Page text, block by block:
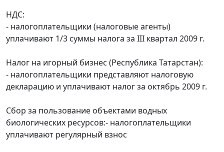
НДС:
- налогоплательщики (налоговые агенты)
уплачивают 1/3 суммы налога за III квартал 2009 г.
Налог на игорный бизнес (Республика Татарстан):
- налогоплательщики представляют налоговую
декларацию и уплачивают налог за октябрь 2009 г.
Сбор за пользование объектами водных
биологических ресурсов:- налогоплательщики
уплачивают регулярный взнос